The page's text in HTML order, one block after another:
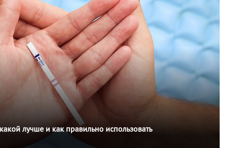
лучше и как правильно использовать